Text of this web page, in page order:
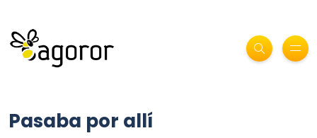
Pasaba por allí